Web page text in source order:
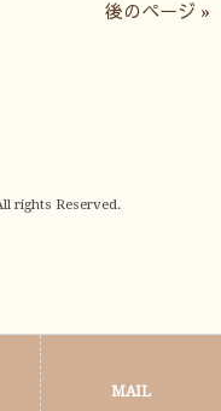
後のページ »
rights Reserved.
MAIL